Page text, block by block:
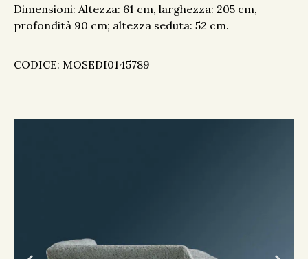
Dimensioni: Altezza: 61 cm, larghezza: 205 cm,
profondità 90 cm; altezza seduta: 52 cm.
CODICE: MOSEDI0145789